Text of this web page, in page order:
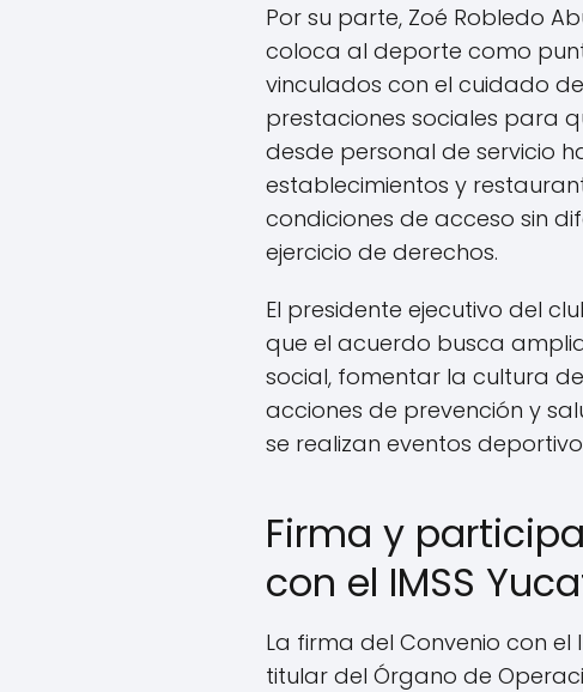
Por su parte, Zoé Robledo
coloca al deporte como
vinculados con el cuidado
prestaciones sociales para
desde personal de servicio
establecimientos y
condiciones de acceso sin
ejercicio de derechos.
El presidente ejecutivo del
que el acuerdo busca
social, fomentar la cultura
acciones de prevención y
se realizan eventos
Firma y
con el IMSS
La firma del Convenio con el
titular del Órgano de